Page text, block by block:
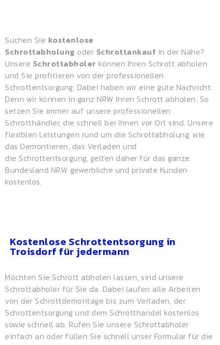
Suchen Sie kostenlose
Schrottabholung oder Schrottankauf in der Nähe?
Unsere Schrottabholer können Ihren Schrott abholen
und Sie profitieren von der professionellen
Schrottentsorgung. Dabei haben wir eine gute Nachricht:
Denn wir können in ganz NRW Ihren Schrott abholen. So
setzen Sie immer auf unsere professionellen
Schrotthändler, die schnell bei Ihnen vor Ort sind. Unsere
flexiblen Leistungen rund um die Schrottabholung, wie
das Demontieren, das Verladen und
die Schrottentsorgung, gelten daher für das ganze
Bundesland NRW gewerbliche und private Kunden
kostenlos.
Kostenlose Schrottentsorgung in
Troisdorf für jedermann
Möchten Sie Schrott abholen lassen, sind unsere
Schrottabholer für Sie da. Dabei laufen alle Arbeiten
von der Schrottdemontage bis zum Verladen, der
Schrottentsorgung und dem Schrotthandel kostenlos
sowie schnell ab. Rufen Sie unsere Schrottabholer
einfach an oder füllen Sie schnell unser Formular für die